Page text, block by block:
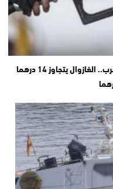
ارتفاع جديد في أسعار المحروقات بالمغرب.. الغازوال يتجاوز 14 درهما